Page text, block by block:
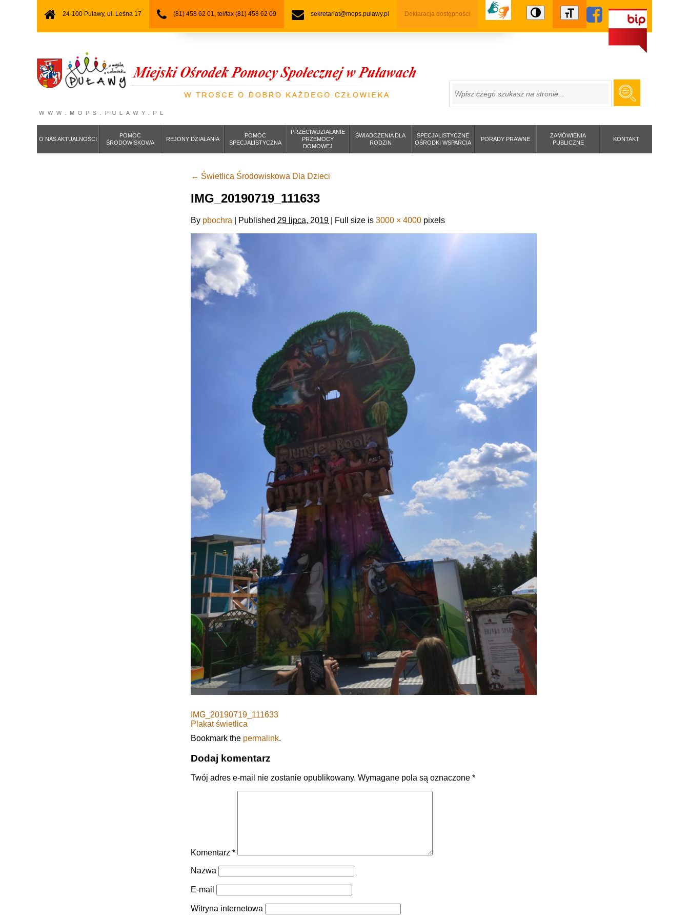
24-100 Puławy, ul. Leśna 17 (81) 458 62 01, tel/fax (81) 458 62 09 sekretariat@mops.pulawy.pl Deklaracja dostępności
SZUKAJ
O NAS AKTUALNOŚCI
POMOC
ŚRODOWISKOWA
REJONY DZIAŁANIA
POMOC
SPECJALISTYCZNA
PRZECIWDZIAŁANIE
PRZEMOCY
DOMOWEJ
ŚWIADCZENIA DLA
RODZIN
SPECJALISTYCZNE
OŚRODKI WSPARCIA
PORADY PRAWNE
ZAMÓWIENIA
PUBLICZNE
KONTAKT
← Świetlica Środowiskowa Dla Dzieci
IMG_20190719_111633
By pbochra Published 29 lipca, 2019 Full size is 3000 × 4000 pixels
IMG_20190719_111633
Plakat świetlica
Bookmark the permalink.
Dodaj komentarz
Twój adres e-mail nie zostanie opublikowany. Wymagane pola są oznaczone *
Komentarz *
Nazwa
E-mail
Witryna internetowa